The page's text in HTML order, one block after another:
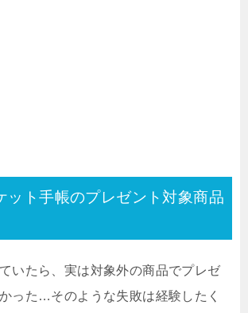
ット手帳のプレゼント対象商品
いたら、実は対象外の商品でプレゼ
った…そのような失敗は経験したく